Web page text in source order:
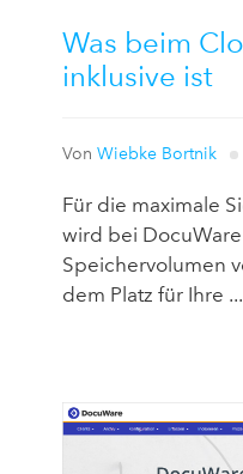
Was beim
inklusive ist
Von Wiebke Bortnik
Für die maximale
wird bei
Speichervolumen
dem Platz für Ihre ...